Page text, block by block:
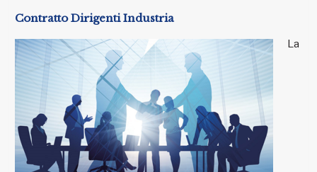
Contratto Dirigenti Industria
La